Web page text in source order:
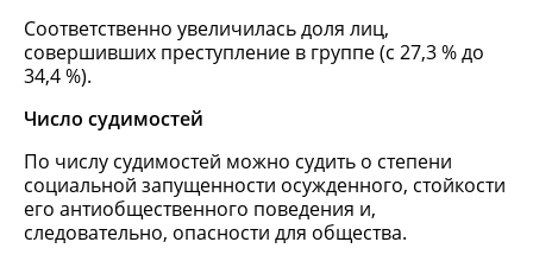
Соответственно увеличилась доля лиц,
совершивших преступление в группе (с 27,3 % до
34,4 %).
Число судимостей
По числу судимостей можно судить о степени
социальной запущенности осужденного, стойкости
его антиобщественного поведения и,
следовательно, опасности для общества.